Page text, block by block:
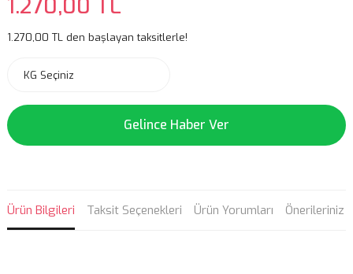
1.270,00 TL
1.270,00 TL den başlayan taksitlerle!
Gelince Haber Ver
Ürün Bilgileri Taksit Seçenekleri Ürün Yorumları Önerileriniz